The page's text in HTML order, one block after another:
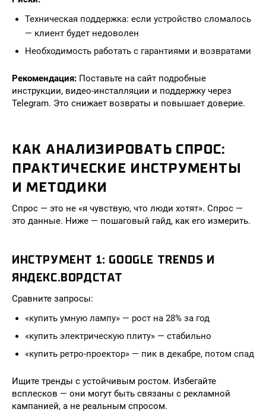
Техническая поддержка: если устройство сломалось
— клиент будет недоволен
Необходимость работать с гарантиями и возвратами
Рекомендация: Поставьте на сайт подробные
инструкции, видео-инсталляции и поддержку через
Telegram. Это снижает возвраты и повышает доверие.
КАК АНАЛИЗИРОВАТЬ СПРОС:
ПРАКТИЧЕСКИЕ ИНСТРУМЕНТЫ
И МЕТОДИКИ
Спрос — это не «я чувствую, что люди хотят». Спрос —
это данные. Ниже — пошаговый гайд, как его измерить.
ИНСТРУМЕНТ 1: GOOGLE TRENDS И
ЯНДЕКС.ВОРДСТАТ
Сравните запросы:
«купить умную лампу» — рост на 28% за год
«купить электрическую плиту» — стабильно
«купить ретро-проектор» — пик в декабре, потом спад
Ищите тренды с устойчивым ростом. Избегайте
всплесков — они могут быть связаны с рекламной
кампанией, а не реальным спросом.